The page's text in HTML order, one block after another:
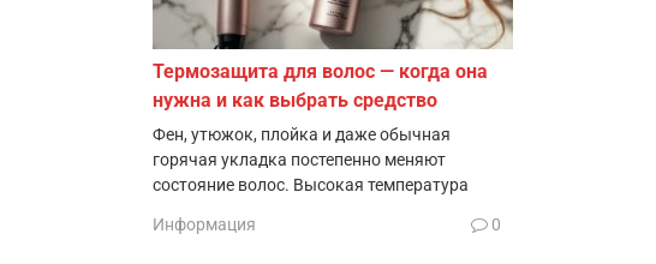
Термозащита для волос — когда она
нужна и как выбрать средство
Фен, утюжок, плойка и даже обычная
горячая укладка постепенно меняют
состояние волос. Высокая температура
Информация 0